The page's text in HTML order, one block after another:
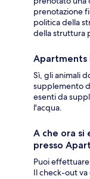
prenotazione
politica della
della struttura
Apartments
Sì, gli animali
supplemento
esenti da
l'acqua.
A che ora
presso
Puoi
Il check-out